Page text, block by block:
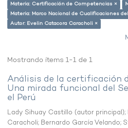
Materia: Certificación de Competencias ×
Materia: Marco Nacional de Cualificaciones
Autor: Evelin Catacora Caracholi ×
Mostrando ítems 1-1 de 1
Análisis de la certificación
Una mirada funcional del
el Perú
Lady Sihuay Castillo (autor principal);
Caracholi; Bernardo García Velando;